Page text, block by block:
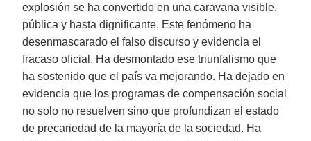
explosión se ha convertido en una caravana visible,
pública y hasta dignificante. Este fenómeno ha
desenmascarado el falso discurso y evidencia el
fracaso oficial. Ha desmontado ese triunfalismo que
ha sostenido que el país va mejorando. Ha dejado en
evidencia que los programas de compensación social
no solo no resuelven sino que profundizan el estado
de precariedad de la mayoría de la sociedad. Ha